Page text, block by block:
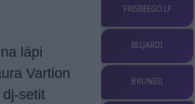
läpi
Vartion
setit
FRISBEEGOLF
BILJARDI
BRUNSSI